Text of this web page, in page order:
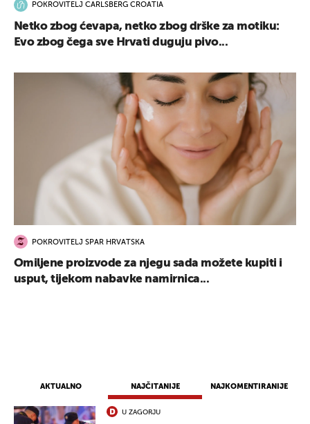
AKTUALNO NAJČITANIJE NAJKOMENTIRANIJE
U ZAGORJU
POKROVITELJ CARLSBERG CROATIA
Netko zbog ćevapa, netko zbog drške za motiku:
Evo zbog čega sve Hrvati duguju pivo...
POKROVITELJ SPAR HRVATSKA
Omiljene proizvode za njegu sada možete kupiti i
usput, tijekom nabavke namirnica...